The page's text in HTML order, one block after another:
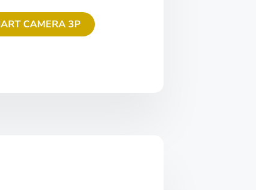
CAMERA 3P